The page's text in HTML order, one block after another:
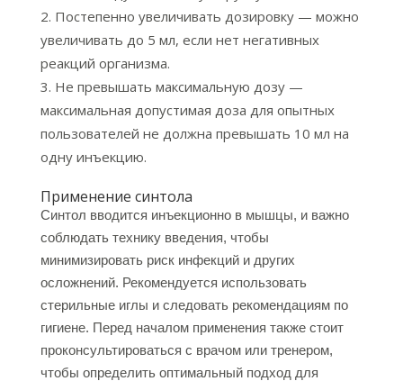
Постепенно увеличивать дозировку — можно
увеличивать до 5 мл, если нет негативных
реакций организма.
Не превышать максимальную дозу —
максимальная допустимая доза для опытных
пользователей не должна превышать 10 мл на
одну инъекцию.
Применение синтола
Синтол вводится инъекционно в мышцы, и важно
соблюдать технику введения, чтобы
минимизировать риск инфекций и других
осложнений. Рекомендуется использовать
стерильные иглы и следовать рекомендациям по
гигиене. Перед началом применения также стоит
проконсультироваться с врачом или тренером,
чтобы определить оптимальный подход для